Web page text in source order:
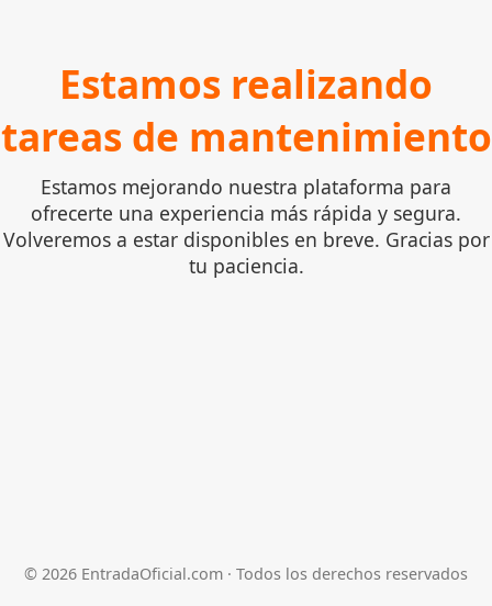
Estamos realizando
tareas de mantenimiento
Estamos mejorando nuestra plataforma para
ofrecerte una experiencia más rápida y segura.
Volveremos a estar disponibles en breve. Gracias por
tu paciencia.
© 2026 EntradaOficial.com · Todos los derechos reservados